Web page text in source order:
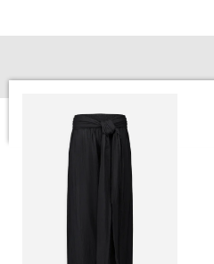
au
principal